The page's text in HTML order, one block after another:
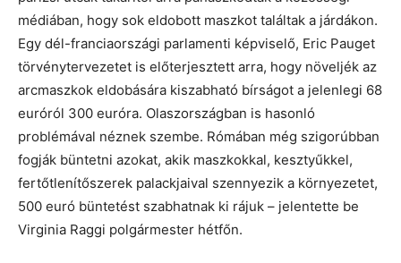
médiában, hogy sok eldobott maszkot találtak a járdákon.
Egy dél-franciaországi parlamenti képviselő, Eric Pauget
törvénytervezetet is előterjesztett arra, hogy növeljék az
arcmaszkok eldobására kiszabható bírságot a jelenlegi 68
euróról 300 euróra. Olaszországban is hasonló
problémával néznek szembe. Rómában még szigorúbban
fogják büntetni azokat, akik maszkokkal, kesztyűkkel,
fertőtlenítőszerek palackjaival szennyezik a környezetet,
500 euró büntetést szabhatnak ki rájuk – jelentette be
Virginia Raggi polgármester hétfőn.